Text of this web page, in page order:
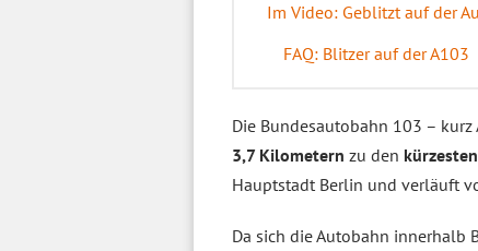
Im Video: Geblitzt auf der
FAQ: Blitzer auf der A103
Die Bundesautobahn 103 –
3,7 Kilometern zu den
Hauptstadt Berlin und verläuft
Da sich die Autobahn innerhalb